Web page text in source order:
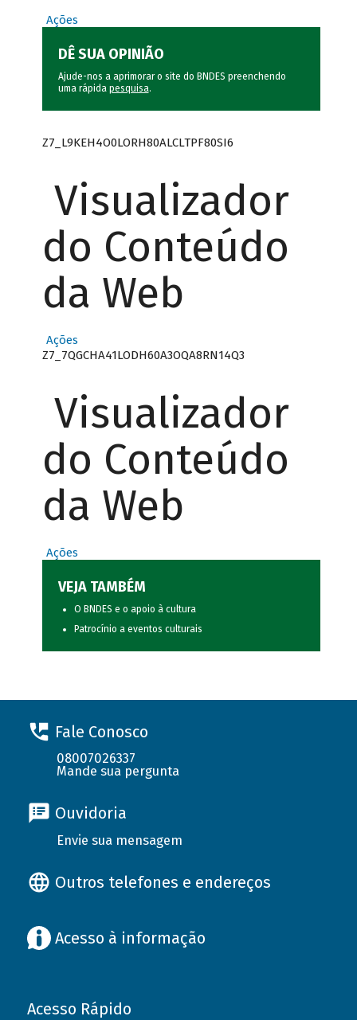
Ações
DÊ SUA OPINIÃO
Ajude-nos a aprimorar o site do BNDES preenchendo
uma rápida pesquisa.
Z7_L9KEH4O0LORH80ALCLTPF80SI6
Visualizador
do Conteúdo
da Web
Ações
Z7_7QGCHA41LODH60A3OQA8RN14Q3
Visualizador
do Conteúdo
da Web
Ações
VEJA TAMBÉM
O BNDES e o apoio à cultura
Patrocínio a eventos culturais
Fale Conosco
08007026337
Mande sua pergunta
Ouvidoria
Envie sua mensagem
Outros telefones e endereços
Acesso à informação
Acesso Rápido